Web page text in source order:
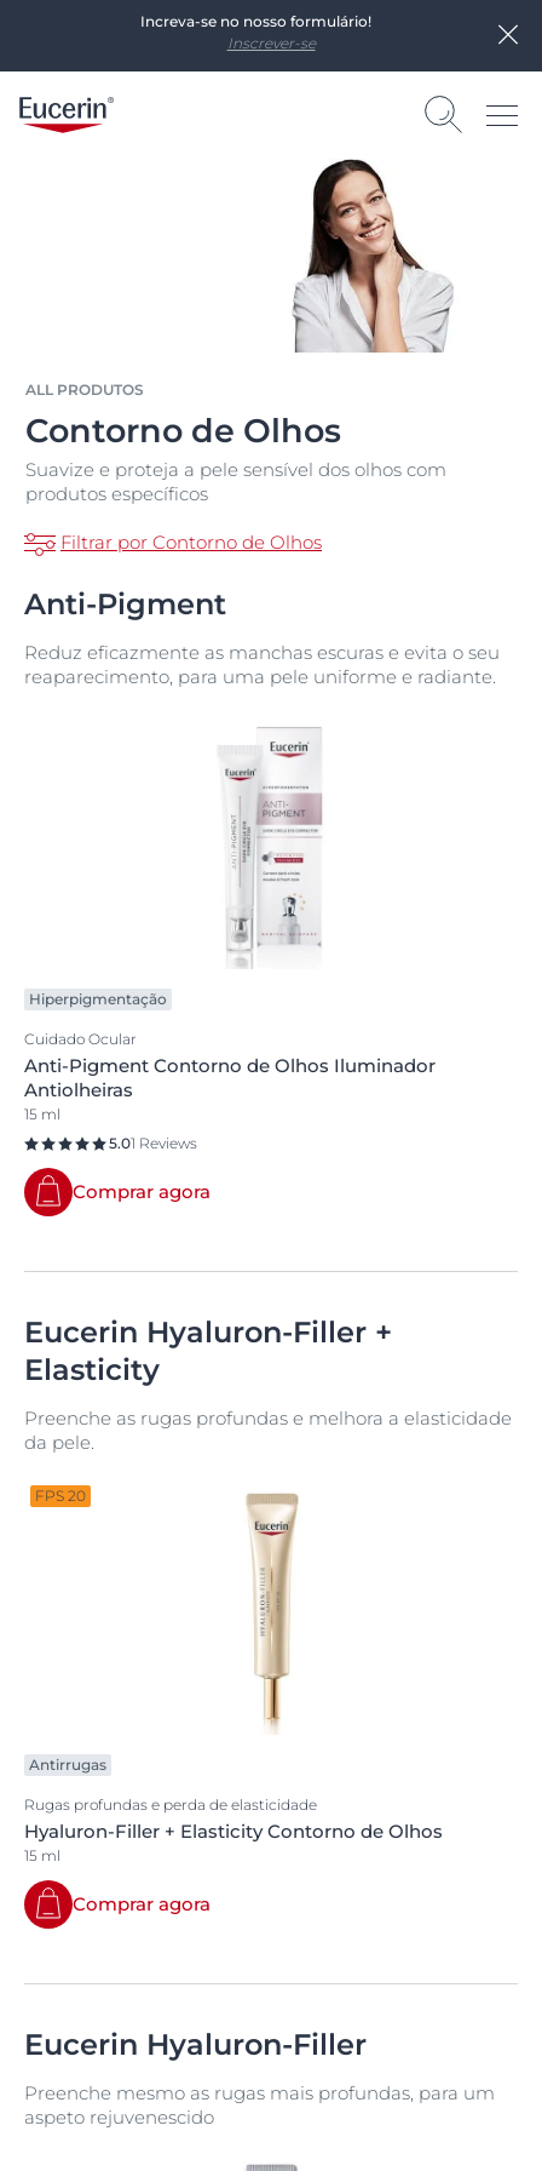
Increva-se no nosso formulário!
Inscrever-se
ALL PRODUTOS
Contorno de Olhos
Suavize e proteja a pele sensível dos olhos com
produtos específicos
Filtrar por Contorno de Olhos
Anti-Pigment
Reduz eficazmente as manchas escuras e evita o seu
reaparecimento, para uma pele uniforme e radiante.
Hiperpigmentação
Cuidado Ocular
Anti-Pigment Contorno de Olhos Iluminador
Antiolheiras
15 ml
5.01 Reviews
Comprar agora
Eucerin Hyaluron-Filler +
Elasticity
Preenche as rugas profundas e melhora a elasticidade
da pele.
FPS 20
Antirrugas
Rugas profundas e perda de elasticidade
Hyaluron-Filler + Elasticity Contorno de Olhos
15 ml
Comprar agora
Eucerin Hyaluron-Filler
Preenche mesmo as rugas mais profundas, para um
aspeto rejuvenescido